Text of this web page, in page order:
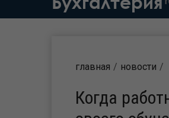
главная новости
Когда